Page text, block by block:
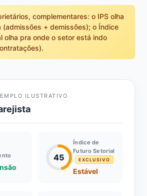
complementares: o IPS olha
(admissões + demissões); o Índice
olha pra onde o setor está indo
ILUSTRATIVO
45
Índice de
Futuro Setorial
EXCLUSIVO
Estável